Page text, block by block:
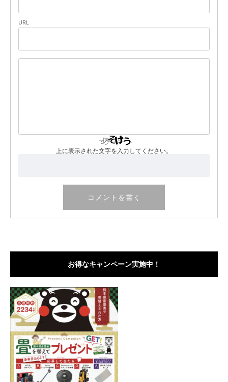
URL
上に表示された文字を入力してください。
お得なキャンペーン実施中！